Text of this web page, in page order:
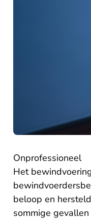
​Onprofessioneel
Het
beloop en
sommige